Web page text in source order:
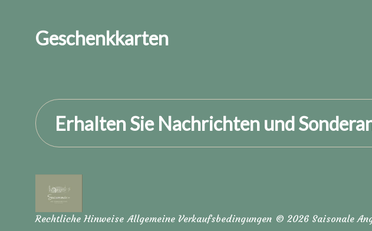
Geschenkkarten
Erhalten Sie Nachrichten und
Rechtliche Hinweise Allgemeine Verkaufsbedingungen © 2026 Saisonale